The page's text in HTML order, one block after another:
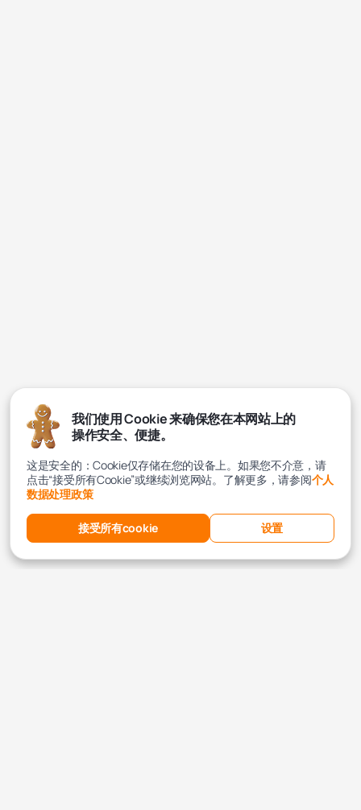
我们使用 Cookie 来确保您在本网站上的
操作安全、便捷。
这是安全的：Cookie仅存储在您的设备上。如果您不介意，请
点击“接受所有Cookie”或继续浏览网站。了解更多，请参阅个人
数据处理政策
接受所有cookie 设置